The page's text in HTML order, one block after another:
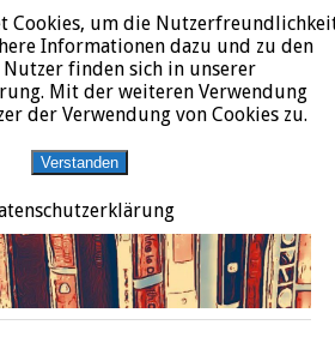
IMPRESSUM ÜBER JURALIT
juristischer Literatur
Cookies, um die
Informationen dazu und zu den
Nutzer finden sich in unserer
Mit der weiteren Verwendung
der Verwendung von Cookies zu.
Verstanden